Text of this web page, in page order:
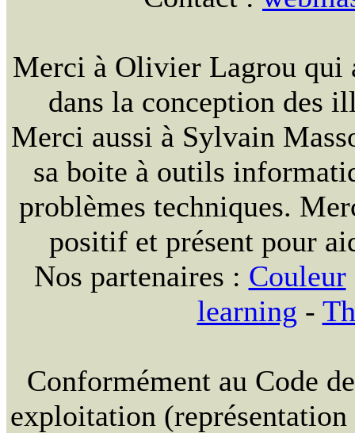
Merci à Olivier Lagrou qui
dans la conception des
Merci aussi à Sylvain
sa boite à outils
problèmes techniques.
positif et présent pour
Nos partenaires : Couleur
learning -
Conformément au Code
exploitation